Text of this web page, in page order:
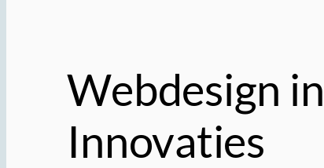
Webdesign
Innovaties